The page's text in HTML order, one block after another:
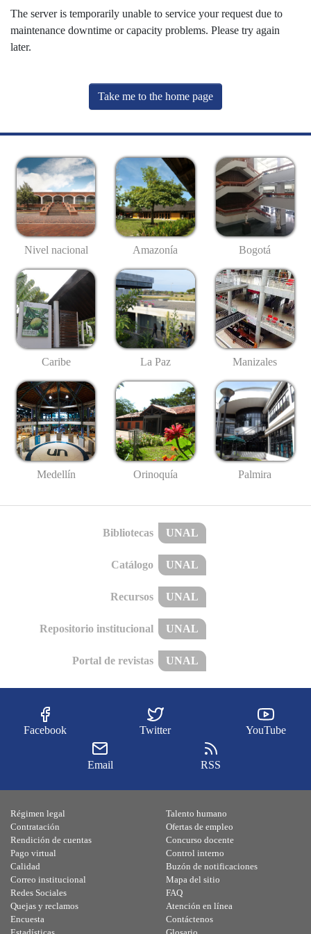
The server is temporarily unable to service your request due to
maintenance downtime or capacity problems. Please try again
later.
Take me to the home page
Nivel nacional Amazonía Bogotá
Caribe La Paz Manizales
Medellín Orinoquía Palmira
Bibliotecas UNAL
Catálogo UNAL
Recursos UNAL
Repositorio institucional UNAL
Portal de revistas UNAL
Facebook Twitter YouTube
Email RSS
Régimen legal
Contratación
Rendición de cuentas
Pago virtual
Calidad
Talento humano
Ofertas de empleo
Concurso docente
Control interno
Buzón de notificaciones
Correo institucional
Redes Sociales
Quejas y reclamos
Encuesta
Mapa del sitio
FAQ
Atención en línea
Contáctenos